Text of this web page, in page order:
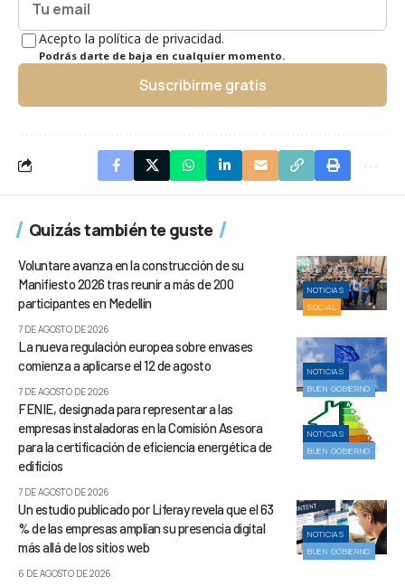
Acepto la política de privacidad.
Podrás darte de baja en cualquier momento.
Suscribirme gratis
Quizás también te guste
NOTICIAS
SOCIAL
Voluntare avanza en la construcción de su
Manifiesto 2026 tras reunir a más de 200
participantes en Medellín
7 DE AGOSTO DE 2026
NOTICIAS
BUEN GOBIERNO
La nueva regulación europea sobre envases
comienza a aplicarse el 12 de agosto
7 DE AGOSTO DE 2026
NOTICIAS
BUEN GOBIERNO
FENIE, designada para representar a las
empresas instaladoras en la Comisión Asesora
para la certificación de eficiencia energética de
edificios
7 DE AGOSTO DE 2026
NOTICIAS
BUEN GOBIERNO
Un estudio publicado por Liferay revela que el 63
% de las empresas amplían su presencia digital
más allá de los sitios web
6 DE AGOSTO DE 2026